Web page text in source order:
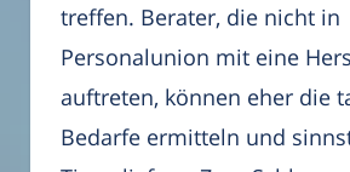
treffen. Berater, die nicht in
Personalunion mit eine
auftreten, können eher die
Bedarfe ermitteln und